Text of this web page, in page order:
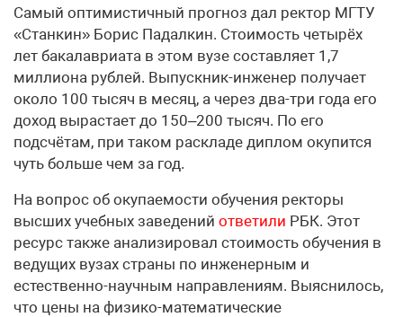
Самый оптимистичный прогноз дал ректор МГТУ
«Станкин» Борис Падалкин. Стоимость четырёх
лет бакалавриата в этом вузе составляет 1,7
миллиона рублей. Выпускник-инженер получает
около 100 тысяч в месяц, а через два-три года его
доход вырастает до 150–200 тысяч. По его
подсчётам, при таком раскладе диплом окупится
чуть больше чем за год.
На вопрос об окупаемости обучения ректоры
высших учебных заведений ответили РБК. Этот
ресурс также анализировал стоимость обучения в
ведущих вузах страны по инженерным и
естественно-научным направлениям. Выяснилось,
что цены на физико-математические